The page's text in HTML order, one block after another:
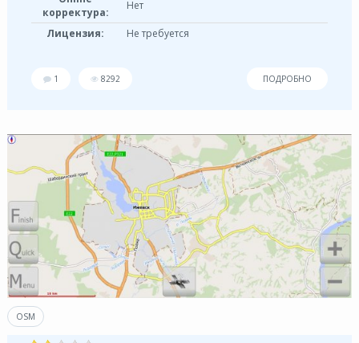
корректура:
Нет
Лицензия: Не требуется
1 8292 ПОДРОБНО
OSM